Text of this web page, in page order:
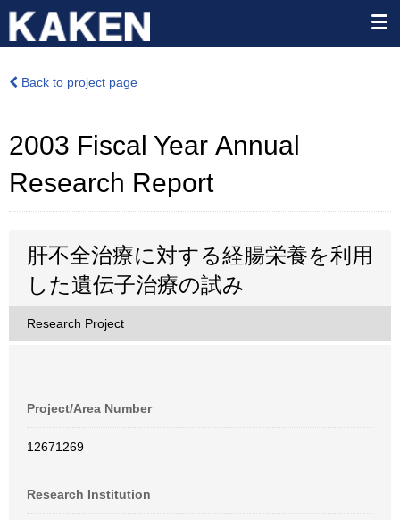
Back to project page
2003 Fiscal Year Annual
Research Report
肝不全治療に対する経腸栄養を利用
した遺伝子治療の試み
Research Project
Project/Area Number
12671269
Research Institution